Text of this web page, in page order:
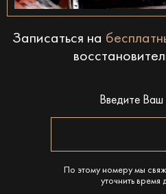
Записаться на
Введите Ваш
По этому номеру мы
уточнить время